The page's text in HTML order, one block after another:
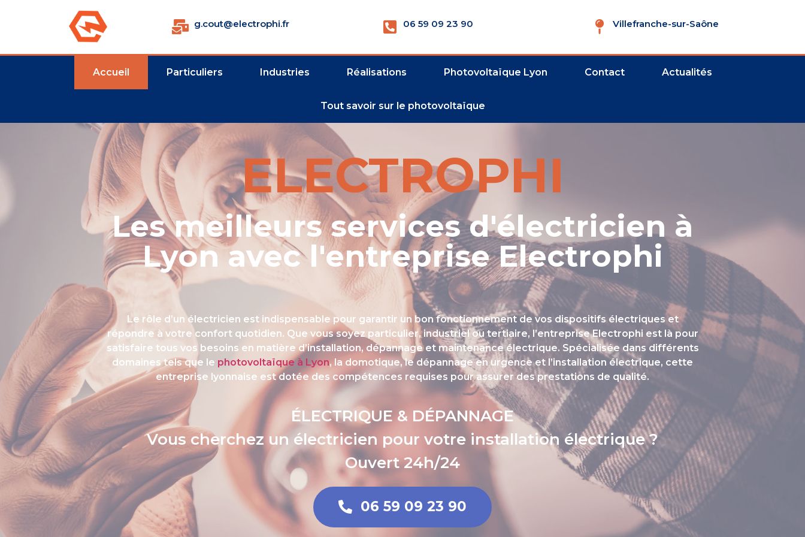
g.cout@electrophi.fr 06 59 09 23 90 Villefranche-sur-Saône
Accueil Particuliers Industries Réalisations Photovoltaïque Lyon Contact Actualités
Tout savoir sur le photovoltaïque
ELECTROPHI
Les meilleurs services d'électricien à
Lyon avec l'entreprise Electrophi
Le rôle d’un électricien est indispensable pour garantir un bon fonctionnement de vos dispositifs électriques et
répondre à votre confort quotidien. Que vous soyez particulier, industriel ou tertiaire, l’entreprise Electrophi est là pour
satisfaire tous vos besoins en matière d’installation, dépannage et maintenance électrique. Spécialisée dans différents
domaines tels que le photovoltaïque à Lyon, la domotique, le dépannage en urgence et l’installation électrique, cette
entreprise lyonnaise est dotée des compétences requises pour assurer des prestations de qualité.
ÉLECTRIQUE & DÉPANNAGE
Vous cherchez un électricien pour votre installation électrique ?
Ouvert 24h/24
06 59 09 23 90